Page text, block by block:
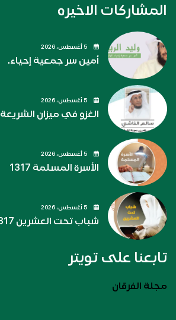
المشاركات الاخيره
أمين سر جمعية إحياء.
الغزو في ميزان الشريعة
الأسرة المسلمة 1317
شباب تحت العشرين 1317
تابعنا على تويتر
مجلة الفرقان